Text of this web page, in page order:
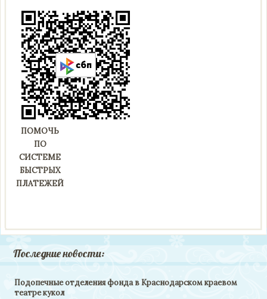
ПОМОЧЬ
ПО
СИСТЕМЕ
БЫСТРЫХ
ПЛАТЕЖЕЙ
Последние новости:
Подопечные отделения фонда в Краснодарском краевом
театре кукол